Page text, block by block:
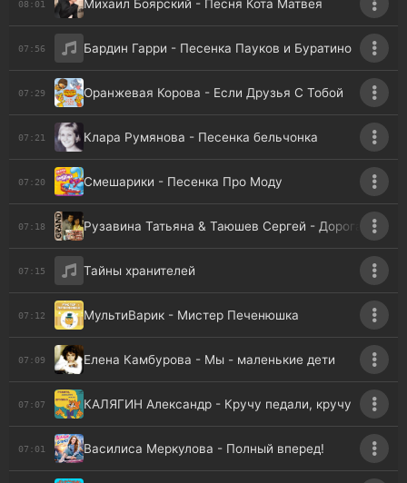
08:01 Михаил Боярский - Песня Кота Матвея
07:56 Бардин Гарри - Песенка Пауков и Буратино
07:29 Оранжевая Корова - Если Друзья С Тобой
07:21 Клара Румянова - Песенка бельчонка
07:20 Смешарики - Песенка Про Моду
07:18 Рузавина Татьяна & Таюшев Сергей - Дорога Добра
07:15 Тайны хранителей
07:12 МультиВарик - Мистер Печенюшка
07:09 Елена Камбурова - Мы - маленькие дети
07:07 КАЛЯГИН Александр - Кручу педали, кручу
07:01 Василиса Меркулова - Полный вперед!